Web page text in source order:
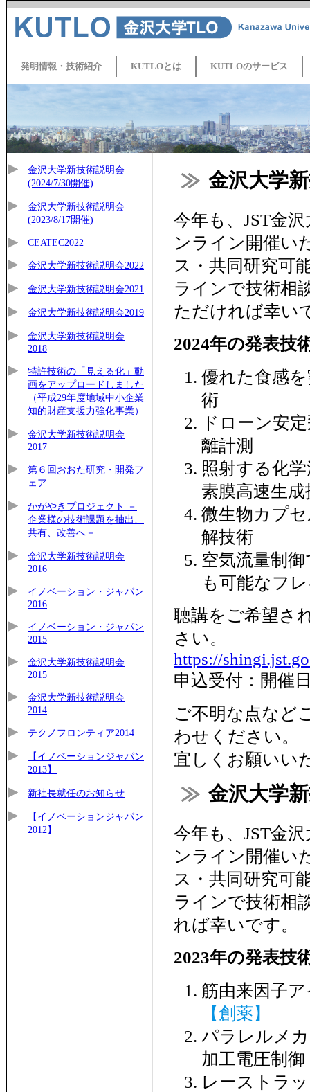
発明情報・技術紹介 KUTLOとは KUTLOのサービス
金沢大学新技術説明会
(2024/7/30開催)
金沢大学新技術説明会
(2023/8/17開催)
CEATEC2022
金沢大学新技術説明会2022
金沢大学新技術説明会2021
金沢大学新技術説明会2019
金沢大学新技術説明会
2018
特許技術の「見える化」動
画をアップロードしました
（平成29年度地域中小企業
知的財産支援力強化事業）
金沢大学新技術説明会
2017
第６回おおた研究・開発フ
ェア
かがやきプロジェクト －
企業様の技術課題を抽出、
共有、改善へ－
金沢大学新技術説明会
2016
イノベーション・ジャパン
2016
イノベーション・ジャパン
2015
金沢大学新技術説明会
2015
金沢大学新技術説明会
2014
テクノフロンティア2014
【イノベーションジャパン
2013】
新社長就任のお知らせ
【イノベーションジャパン
2012】
金沢大学
今年も、JST金
ンライン開催い
ス・共同研究可
ラインで技術相
ただければ幸い
2024年の発表技
優れた食感
術
ドローン安
離計測
照射する化
素膜高速生成
微生物カプ
解技術
空気流量制
も可能なフ
聴講をご希望さ
さい。
https://
申込受付：開催
ご不明な点など
わせください。
宜しくお願いい
金沢大学
今年も、JST金
ンライン開催い
ス・共同研究可
ラインで技術相
れば幸いです。
2023年の発表技
筋由来因子
【創薬】
パラレルメ
加工電圧制
レーストラ